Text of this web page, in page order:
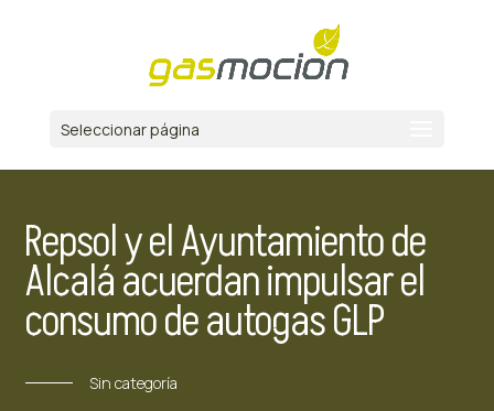
Seleccionar página
Repsol y el Ayuntamiento de
Alcalá acuerdan impulsar el
consumo de autogas GLP
Sin categoría